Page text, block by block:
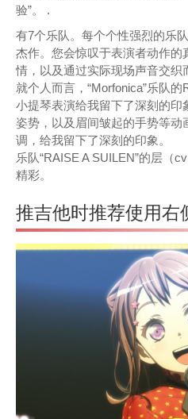
验”。 .
有7个乐队。每个个性强烈的乐
杰作。您会惊叹于表演者动作的
情，以及通过实际现场声音交织
就个人而言，“Morfonica”乐队
小提琴表演给我留下了深刻的印
姿势，以及眉间皱起的手势等
调，给我留下了深刻的印象。
乐队“RAISE A SUILEN”的层（
精彩。
推吉他时推荐使用右